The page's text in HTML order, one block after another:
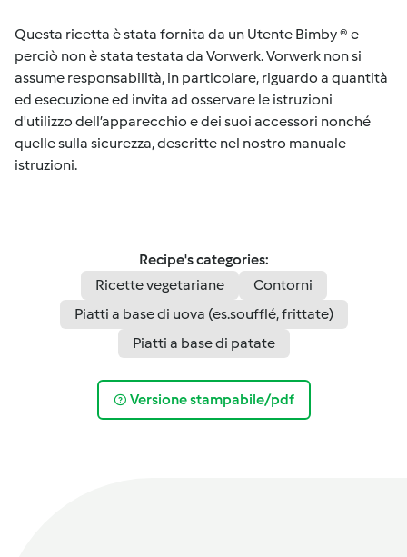
Questa ricetta è stata fornita da un Utente Bimby ® e
perciò non è stata testata da Vorwerk. Vorwerk non si
assume responsabilità, in particolare, riguardo a quantità
ed esecuzione ed invita ad osservare le istruzioni
d'utilizzo dell’apparecchio e dei suoi accessori nonché
quelle sulla sicurezza, descritte nel nostro manuale
istruzioni.
Recipe's categories:
Ricette vegetariane
Contorni
Piatti a base di uova (es.soufflé, frittate)
Piatti a base di patate
Versione stampabile/pdf